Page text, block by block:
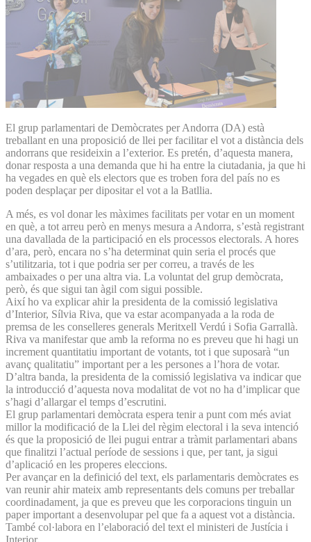
El grup parlamentari de Demòcrates per Andorra (DA) està
treballant en una proposició de llei per facilitar el vot a distància dels
andorrans que resideixin a l’exterior. Es pretén, d’aquesta manera,
donar resposta a una demanda que hi ha entre la ciutadania, ja que hi
ha vegades en què els electors que es troben fora del país no es
poden desplaçar per dipositar el vot a la Batllia.
A més, es vol donar les màximes facilitats per votar en un moment
en què, a tot arreu però en menys mesura a Andorra, s’està registrant
una davallada de la participació en els processos electorals. A hores
d’ara, però, encara no s’ha determinat quin seria el procés que
s’utilitzaria, tot i que podria ser per correu, a través de les
ambaixades o per una altra via. La voluntat del grup demòcrata,
però, és que sigui tan àgil com sigui possible.
Així ho va explicar ahir la presidenta de la comissió legislativa
d’Interior, Sílvia Riva, que va estar acompanyada a la roda de
premsa de les conselleres generals Meritxell Verdú i Sofia Garrallà.
Riva va manifestar que amb la reforma no es preveu que hi hagi un
increment quantitatiu important de votants, tot i que suposarà “un
avanç qualitatiu” important per a les persones a l’hora de votar.
D’altra banda, la presidenta de la comissió legislativa va indicar que
la introducció d’aquesta nova modalitat de vot no ha d’implicar que
s’hagi d’allargar el temps d’escrutini.
El grup parlamentari demòcrata espera tenir a punt com més aviat
millor la modificació de la Llei del règim electoral i la seva intenció
és que la proposició de llei pugui entrar a tràmit parlamentari abans
que finalitzi l’actual període de sessions i que, per tant, ja sigui
d’aplicació en les properes eleccions.
Per avançar en la definició del text, els parlamentaris demòcrates es
van reunir ahir mateix amb representants dels comuns per treballar
coordinadament, ja que es preveu que les corporacions tinguin un
paper important a desenvolupar pel que fa a aquest vot a distància.
També col·labora en l’elaboració del text el ministeri de Justícia i
Interior.